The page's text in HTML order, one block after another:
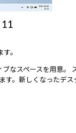
。
なスペースを用意
。新しくなった